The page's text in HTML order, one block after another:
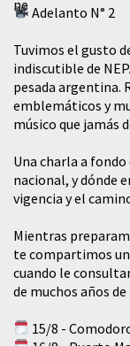
Adelanto N° 2
Tuvimos el gusto
indiscutible de
pesada argentina.
emblemáticos y
músico que jamás
​Una charla a
nacional, y dónde
vigencia y el
Mientras
te compartimos un
cuando le
de muchos años
15/8 -